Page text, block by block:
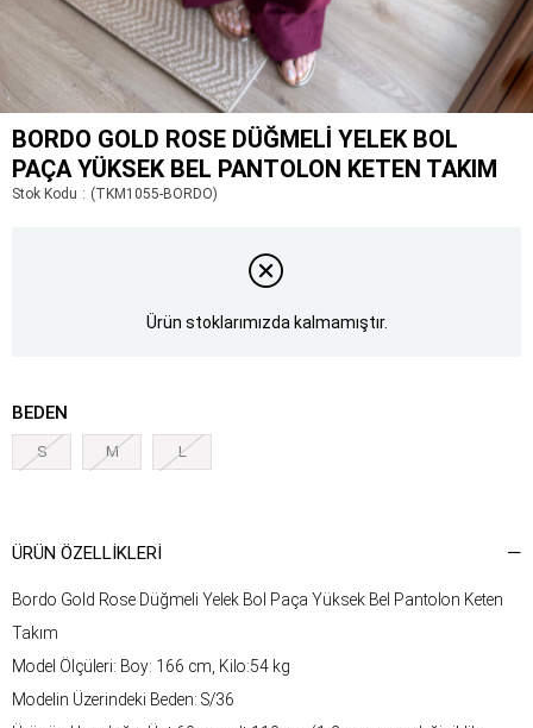
BORDO GOLD ROSE DÜĞMELI YELEK BOL
PAÇA YÜKSEK BEL PANTOLON KETEN TAKIM
Stok Kodu (TKM1055-BORDO)
Ürün stoklarımızda kalmamıştır.
BEDEN
S M L
ÜRÜN ÖZELLIKLERI
Bordo Gold Rose Düğmeli Yelek Bol Paça Yüksek Bel Pantolon Keten
Takım
Model Ölçüleri: Boy: 166 cm, Kilo:54 kg
Modelin Üzerindeki Beden: S/36